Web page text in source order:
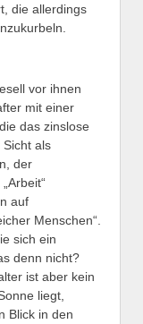
die allerdings
vor ihnen
mit einer
das zinslose
als
der
auf
Menschen“.
sich ein
denn nicht?
ist aber kein
liegt,
Blick in den